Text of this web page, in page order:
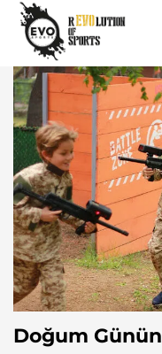
Doğum